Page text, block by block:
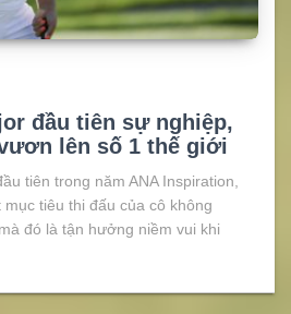
đầu tiên sự nghiệp,
lên số 1 thế giới
tiên trong năm ANA Inspiration,
mục tiêu thi đấu của cô không
đó là tận hưởng niềm vui khi